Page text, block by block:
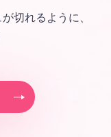
切れるように、